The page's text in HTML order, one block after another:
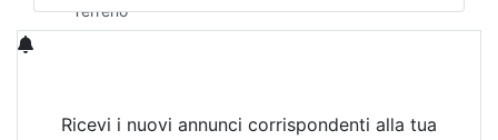
Terreno
Ricevi i nuovi annunci corrispondenti alla tua